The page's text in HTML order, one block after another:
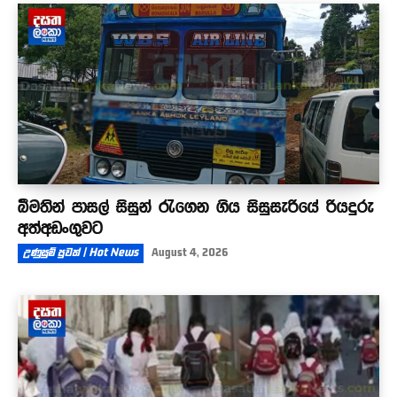
බීමතින් පාසල් සිසුන් රැගෙන ගිය සිසුසැරියේ රියදුරු
අත්අඩංගුවට
උණුසුම් පුවත් | Hot News August 4, 2026